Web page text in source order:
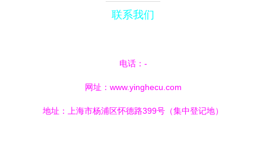
联系我们
电话：-
网址： www.yinghecu.com
地址：上海市杨浦区怀德路399号（集中登记地）